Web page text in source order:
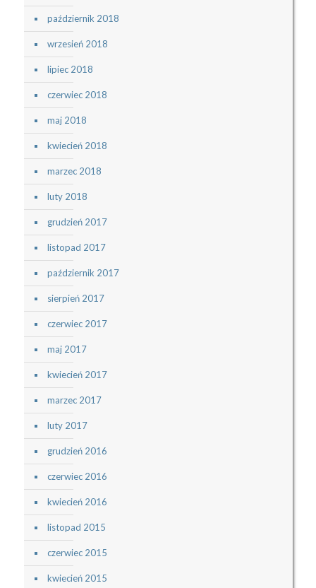
październik 2018
wrzesień 2018
lipiec 2018
czerwiec 2018
maj 2018
kwiecień 2018
marzec 2018
luty 2018
grudzień 2017
listopad 2017
październik 2017
sierpień 2017
czerwiec 2017
maj 2017
kwiecień 2017
marzec 2017
luty 2017
grudzień 2016
czerwiec 2016
kwiecień 2016
listopad 2015
czerwiec 2015
kwiecień 2015